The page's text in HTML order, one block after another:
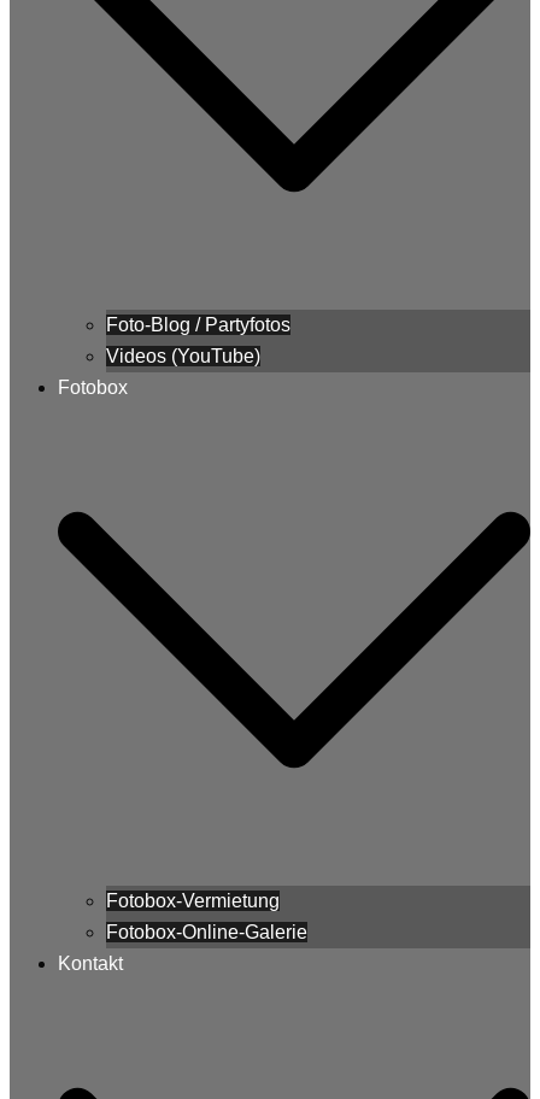
Foto-Blog / Partyfotos
Videos (YouTube)
Fotobox
Fotobox-Vermietung
Fotobox-Online-Galerie
Kontakt